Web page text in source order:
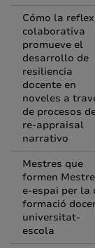
Cómo la
colaborativa
promueve el
desarrollo de
resiliencia
docente en
noveles a
de procesos
re-appraisal
narrativo
Mestres que
formen
e-espai per la
formació
universitat-
escola